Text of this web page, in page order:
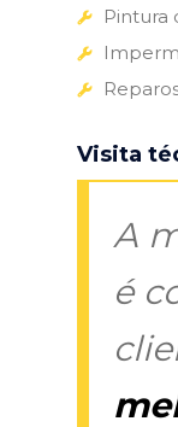
Pintura
Visita
A
é